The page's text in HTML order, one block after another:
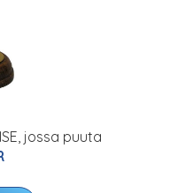
jossa puuta